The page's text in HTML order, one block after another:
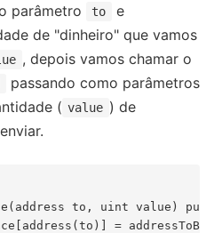
parâmetro
to
e
de "dinheiro" que vamos
, depois vamos chamar o
passando como parâmetros
( value ) de
to, uint value)
=